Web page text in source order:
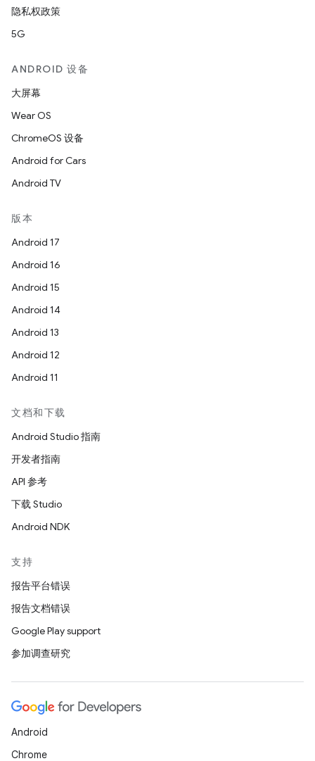
隐私权政策
5G
ANDROID 设备
大屏幕
Wear OS
ChromeOS 设备
Android for Cars
Android TV
版本
Android 17
Android 16
Android 15
Android 14
Android 13
Android 12
Android 11
文档和下载
Android Studio 指南
开发者指南
API 参考
下载 Studio
Android NDK
支持
报告平台错误
报告文档错误
Google Play support
参加调查研究
Android
Chrome